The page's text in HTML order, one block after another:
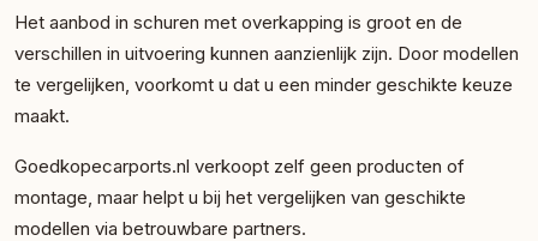
Het aanbod in schuren met overkapping is groot en de
verschillen in uitvoering kunnen aanzienlijk zijn. Door modellen
te vergelijken, voorkomt u dat u een minder geschikte keuze
maakt.
Goedkopecarports.nl verkoopt zelf geen producten of
montage, maar helpt u bij het vergelijken van geschikte
modellen via betrouwbare partners.